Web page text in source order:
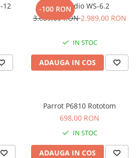
12
-100 RON
Kali Audio WS-6.2
3.089,00 RON2.989,00 RON
IN STOC
ADAUGA IN COS
Parrot P6810 Rototom
698,00 RON
IN STOC
ADAUGA IN COS